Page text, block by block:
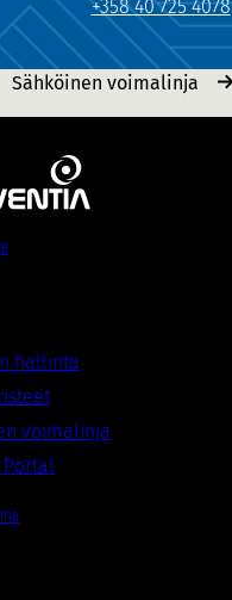
+358 40 725 4078
Sähköinen voimalinja
hallinta
t
voimalinja
l